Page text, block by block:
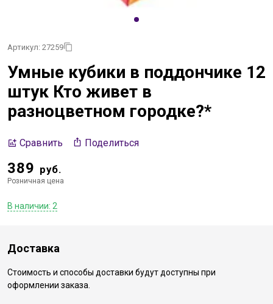
Артикул: 27259
Умные кубики в поддончике 12
штук Кто живет в
разноцветном городке?*
Сравнить Поделиться
389 руб.
Розничная цена
В наличии: 2
Доставка
Стоимость и способы доставки будут доступны при
оформлении заказа.